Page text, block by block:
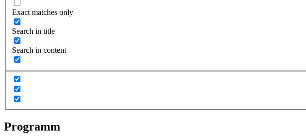
Exact matches only
Search in title
Search in content
Programm